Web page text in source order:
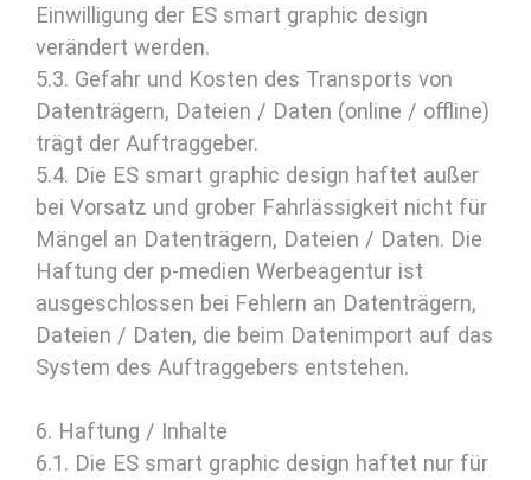
Einwilligung der ES smart graphic design
verändert werden.
5.3. Gefahr und Kosten des Transports von
Datenträgern, Dateien / Daten (online / offline)
trägt der Auftraggeber.
5.4. Die ES smart graphic design haftet außer
bei Vorsatz und grober Fahrlässigkeit nicht für
Mängel an Datenträgern, Dateien / Daten. Die
Haftung der p-medien Werbeagentur ist
ausgeschlossen bei Fehlern an Datenträgern,
Dateien / Daten, die beim Datenimport auf das
System des Auftraggebers entstehen.
6. Haftung / Inhalte
6.1. Die ES smart graphic design haftet nur für